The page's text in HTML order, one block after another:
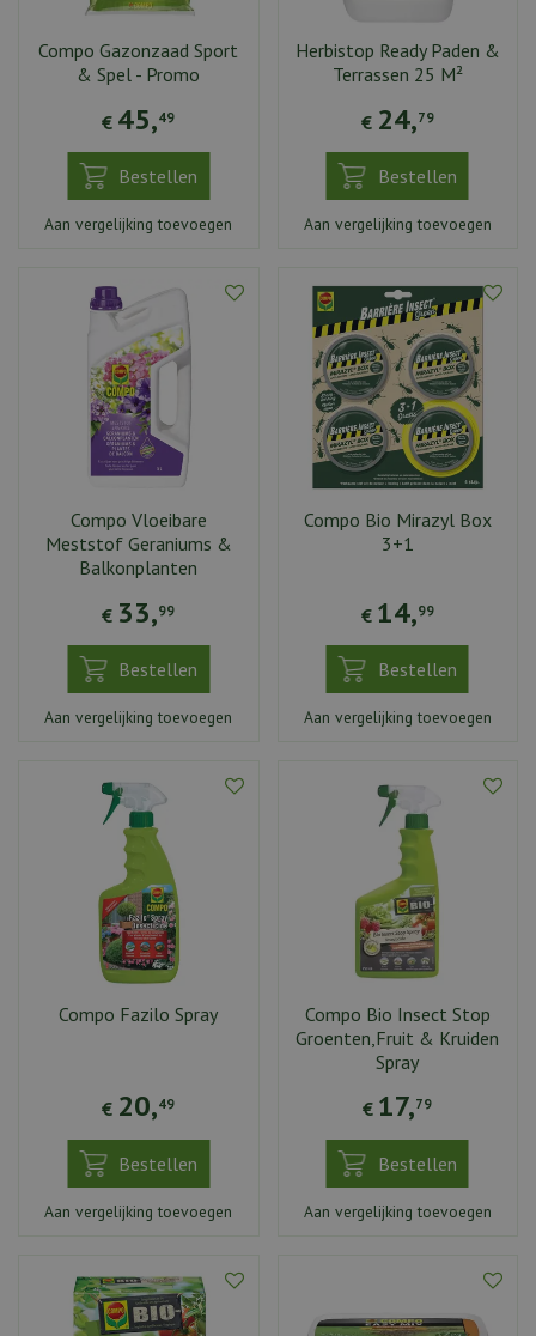
Compo Gazonzaad Sport
& Spel - Promo
€ 45,49
Bestellen
Aan vergelijking toevoegen
Herbistop Ready Paden &
Terrassen 25 M²
€ 24,79
Bestellen
Aan vergelijking toevoegen
Compo Vloeibare
Meststof Geraniums &
Balkonplanten
€ 33,99
Bestellen
Aan vergelijking toevoegen
Compo Bio Mirazyl Box
3+1
€ 14,99
Bestellen
Aan vergelijking toevoegen
Compo Fazilo Spray
€ 20,49
Bestellen
Aan vergelijking toevoegen
Compo Bio Insect Stop
Groenten,Fruit & Kruiden
Spray
€ 17,79
Bestellen
Aan vergelijking toevoegen